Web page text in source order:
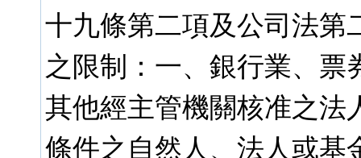
十九條第二項及公司法第
之限制：一、銀行業、票
其他經主管機關核准之法
條件之自然人、法人或基